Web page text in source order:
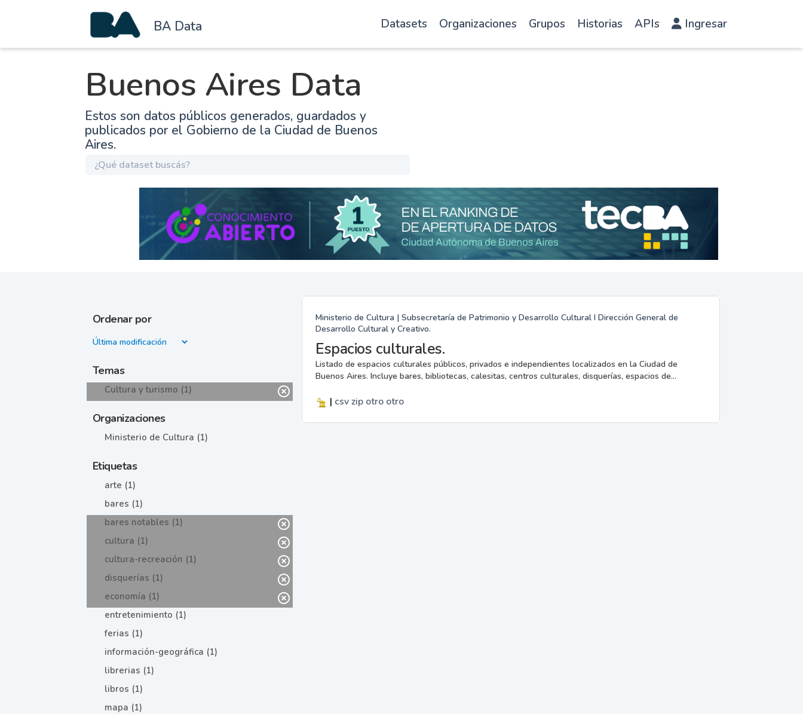
BA Data Datasets Organizaciones Grupos Historias APIs Ingresar
Buenos Aires Data
Estos son datos públicos generados, guardados y
publicados por el Gobierno de la Ciudad de Buenos
Aires.
Ordenar por
Temas
Cultura y turismo (1)
Organizaciones
Ministerio de Cultura (1)
Etiquetas
arte (1)
bares (1)
bares notables (1)
cultura (1)
cultura-recreación (1)
disquerías (1)
economía (1)
entretenimiento (1)
ferias (1)
información-geográfica (1)
librerias (1)
libros (1)
mapa (1)
Ministerio de Cultura | Subsecretaría de Patrimonio y Desarrollo Cultural I Dirección General de
Desarrollo Cultural y Creativo.
Espacios culturales.
Listado de espacios culturales públicos, privados e independientes localizados en la Ciudad de
Buenos Aires. Incluye bares, bibliotecas, calesitas, centros culturales, disquerías, espacios de...
| csvzip otro otro